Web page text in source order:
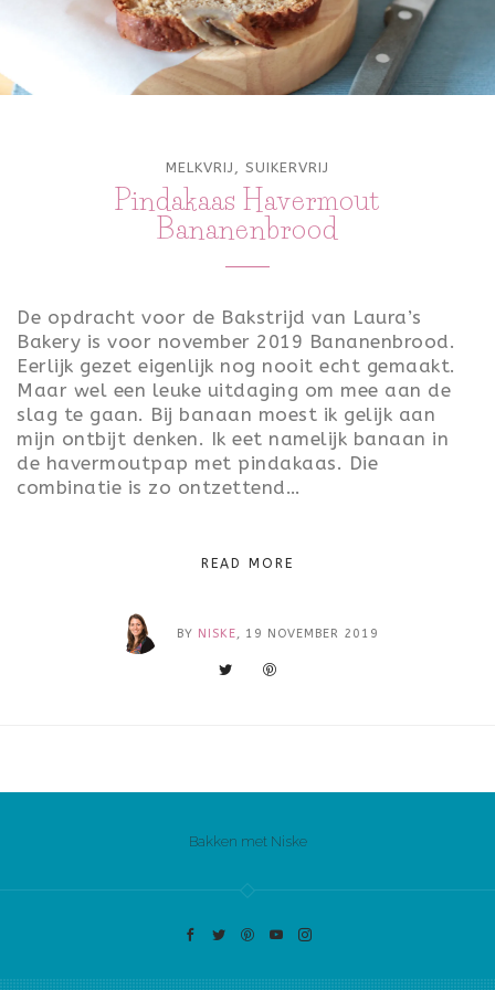
LUNCH
PASEN
SINTERKLAAS
KERST
OUD & NIEUW
MELKVRIJ , SUIKERVRIJ
Pindakaas Havermout
Bananenbrood
De opdracht voor de Bakstrijd van Laura’s
Bakery is voor november 2019 Bananenbrood.
Eerlijk gezet eigenlijk nog nooit echt gemaakt.
Maar wel een leuke uitdaging om mee aan de
slag te gaan. Bij banaan moest ik gelijk aan
mijn ontbijt denken. Ik eet namelijk banaan in
de havermoutpap met pindakaas. Die
combinatie is zo ontzettend…
READ MORE
BY NISKE , 19 NOVEMBER 2019
Bakken met Niske